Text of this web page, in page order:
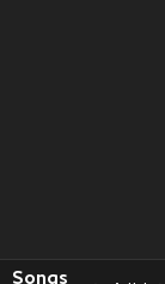
Songs